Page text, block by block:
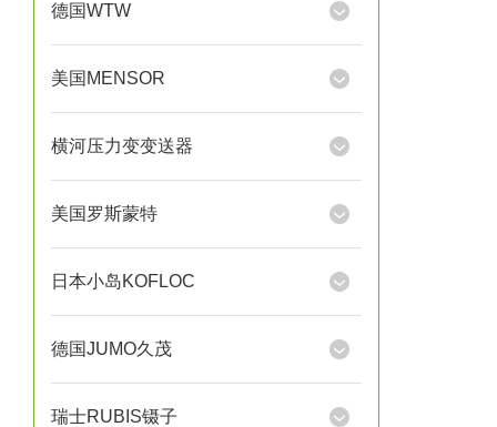
德国WTW
美国MENSOR
横河压力变变送器
美国罗斯蒙特
日本小岛KOFLOC
德国JUMO久茂
瑞士RUBIS镊子